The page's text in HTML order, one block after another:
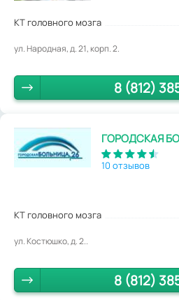
КТ головного мозга
ул. Народная, д. 21, корп. 2.
8 (812)
ГОРОДСКАЯ
10 отзывов
КТ головного мозга
ул. Костюшко, д. 2..
8 (812)